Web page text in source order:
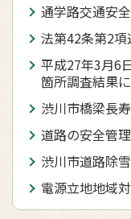
通学路交通安
法第42条第2
平成27年3月6
箇所調査結果
渋川市橋梁長
道路の安全管
渋川市道路除
電源立地地域